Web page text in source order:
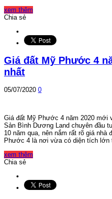
xem thêm
Chia sẻ
Giá đất Mỹ Phước 4
nhất
05/07/2020 0
Giá đất Mỹ Phước 4 năm 2020 mới
Sản Bình Dương Land chuyên đầu
10 năm qua, nên nắm rất rõ giá
Phước 4 là nơi vừa có diện tích
xem thêm
Chia sẻ